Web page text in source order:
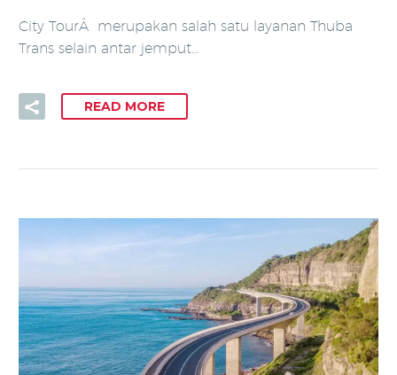
City TourÂ merupakan salah satu layanan Thuba
Trans selain antar jemput…
READ MORE